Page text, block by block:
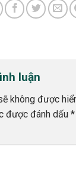
luận
không được
được đánh dấu *